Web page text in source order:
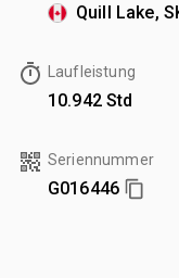
Quill Lake,
Laufleistung
10.942 Std
Seriennummer
G016446